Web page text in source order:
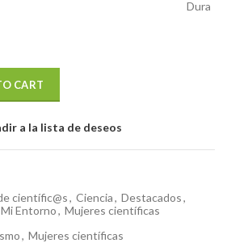
Dura
CART
a la lista de deseos
científic@s, Ciencia, Destacados,
Mi Entorno, Mujeres científicas
, Mujeres científicas